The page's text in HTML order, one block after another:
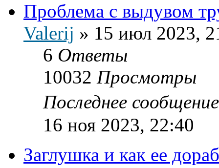
Проблема с выдувом
Valerij » 15 июл 2023,
6 Ответы
10032 Просмотры
Последнее
16 ноя 2023, 22:40
Заглушка и как ее